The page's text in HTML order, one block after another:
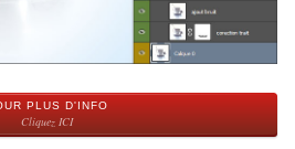
PLUS D'INFO
Cliquez ICI